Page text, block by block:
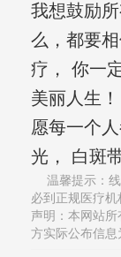
我想鼓励
么，都要
疗， 你一
美丽人生
愿每一个
光， 白斑
温馨提示：
必到正规医疗机
声明：本网站
方实际公布信息